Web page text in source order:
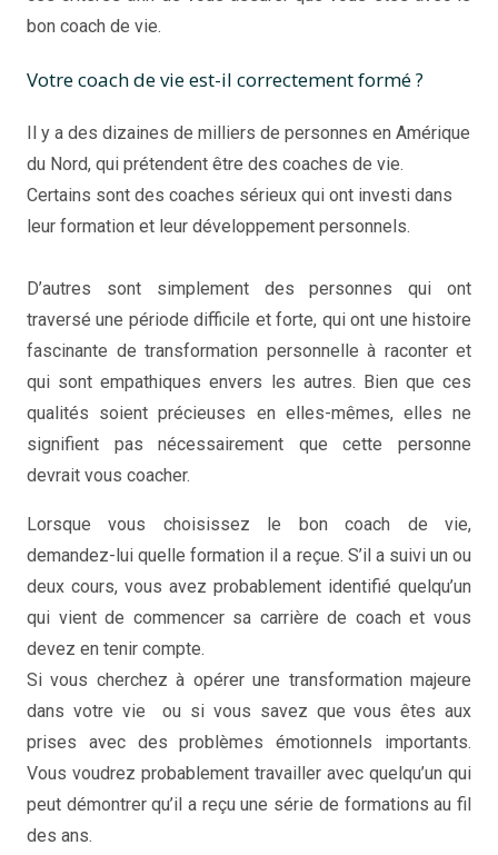
bon coach de vie.
Votre coach de vie est-il correctement formé ?
Il y a des dizaines de milliers de personnes en Amérique
du Nord, qui prétendent être des coaches de vie.
Certains sont des coaches sérieux qui ont investi dans
leur formation et leur développement personnels.
D’autres sont simplement des personnes qui ont
traversé une période difficile et forte, qui ont une histoire
fascinante de transformation personnelle à raconter et
qui sont empathiques envers les autres. Bien que ces
qualités soient précieuses en elles-mêmes, elles ne
signifient pas nécessairement que cette personne
devrait vous coacher.
Lorsque vous choisissez le bon coach de vie,
demandez-lui quelle formation il a reçue. S’il a suivi un ou
deux cours, vous avez probablement identifié quelqu’un
qui vient de commencer sa carrière de coach et vous
devez en tenir compte.
Si vous cherchez à opérer une transformation majeure
dans votre vie ou si vous savez que vous êtes aux
prises avec des problèmes émotionnels importants.
Vous voudrez probablement travailler avec quelqu’un qui
peut démontrer qu’il a reçu une série de formations au fil
des ans.